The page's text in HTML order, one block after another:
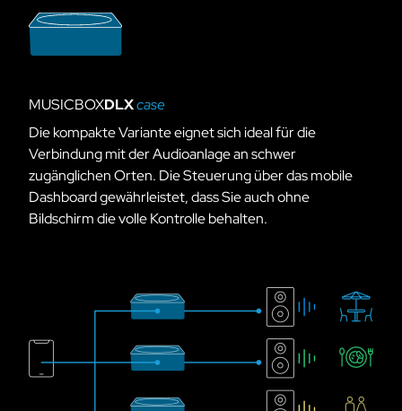
MUSICBOXDLXcase
Die kompakte Variante eignet sich ideal für die
Verbindung mit der Audio­anlage an schwer
zugänglichen Orten. Die Steuerung über das mobile
Dashboard gewährleistet, dass Sie auch ohne
Bildschirm die volle Kontrolle behalten.